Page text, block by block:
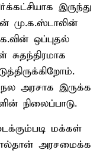
இருந்து
மு.க.ஸ்டாலின்
ஒப்புதல்
அரசாக இருக்க
நிலைப்பாடு.
மக்கள்
அரசமைக்க